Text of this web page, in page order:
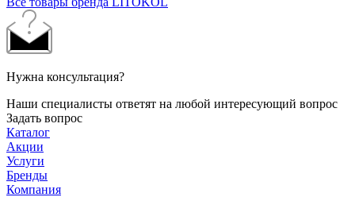
Нужна консультация?
Наши специалисты ответят на любой интересующий вопрос
Задать вопрос
Каталог
Акции
Услуги
Бренды
Компания